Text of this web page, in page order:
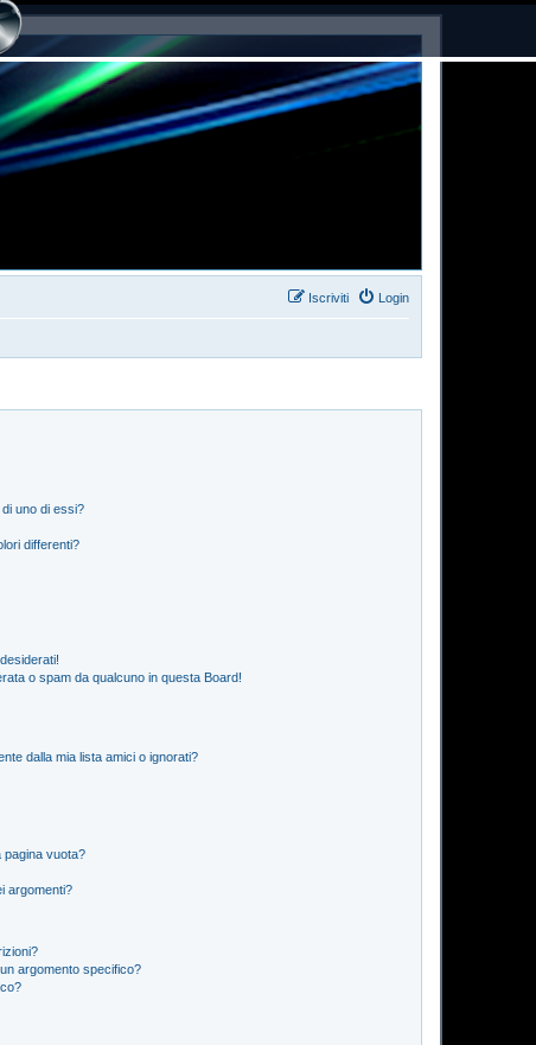
Login
Iscriviti
uno di essi?
differenti?
o spam da qualcuno in questa Board!
dalla mia lista amici o ignorati?
pagina vuota?
argomenti?
argomento specifico?